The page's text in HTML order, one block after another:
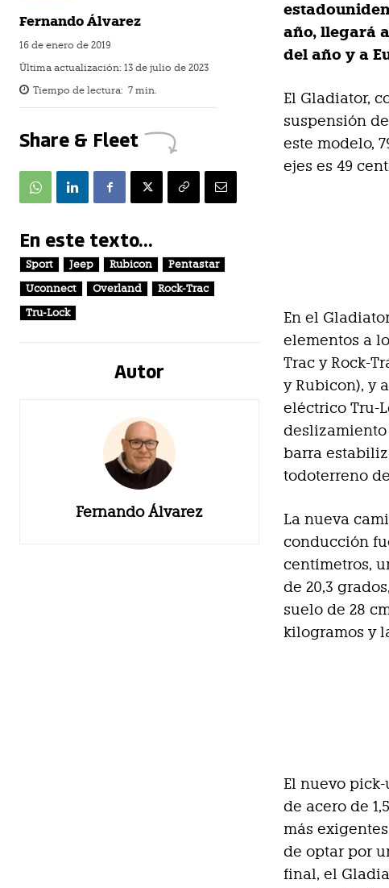
Fernando Álvarez
16 de enero de 2019
Última actualización: 13 de julio de 2023
Tiempo de lectura: 7 min.
Share & Fleet
En este texto...
Sport Jeep Rubicon
Pentastar
Uconnect
Overland
Rock-Trac
Tru-Lock
Autor
Fernando Álvarez
año, llegará
del año y a
El Gladiator,
suspensión
este modelo,
ejes es 49
En el
elementos a
Trac y Rock-
y Rubicon), y
eléctrico Tru-
barra
todoterreno
La nueva
conducción
centímetros,
de 20,3
suelo de 28
kilogramos y
El nuevo
de acero de
más
de optar por
final, el